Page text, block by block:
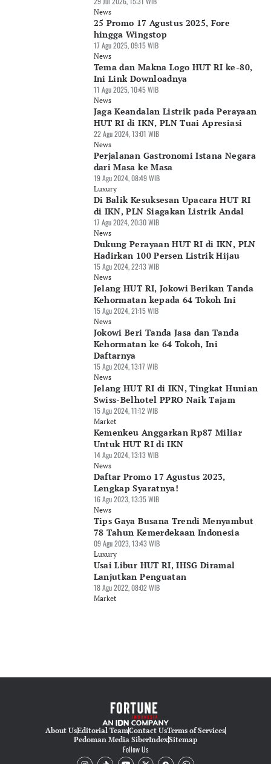
News
25 Promo 17 Agustus 2025, Fore
hingga Wingstop
17 Agu 2025, 09:15 WIB
News
Tema dan Makna Logo HUT RI ke-80,
Ini Link Downloadnya
11 Agu 2025, 10:45 WIB
News
Jaga Keandalan Listrik pada Perayaan
HUT RI di IKN, PLN Tuai Apresiasi
22 Agu 2024, 13:01 WIB
News
Perjalanan Gastronomi Istana Negara
dari Masa ke Masa
19 Agu 2024, 08:49 WIB
Luxury
Di Balik Kesuksesan Upacara HUT RI
di IKN, PLN Siagakan Listrik Andal
17 Agu 2024, 20:30 WIB
News
Dukung Perayaan HUT RI di IKN, PLN
Hadirkan 100 Persen Listrik Hijau
15 Agu 2024, 22:13 WIB
News
Jelang HUT RI, Jokowi Berikan Tanda
Kehormatan kepada 64 Tokoh Ini
15 Agu 2024, 21:15 WIB
News
Jokowi Beri Tanda Jasa dan Tanda
Kehormatan ke 64 Tokoh, Ini
Daftarnya
15 Agu 2024, 13:17 WIB
News
Jelang HUT RI di IKN, Tingkat Hunian
Swiss-Belhotel PPRO Naik Tajam
15 Agu 2024, 11:12 WIB
Market
Kemenkeu Anggarkan Rp87 Miliar
Untuk HUT RI di IKN
14 Agu 2024, 13:13 WIB
News
Daftar Promo 17 Agustus 2023,
Lengkap Syaratnya!
16 Agu 2023, 13:35 WIB
News
Tips Gaya Busana Trendi Menyambut
78 Tahun Kemerdekaan Indonesia
09 Agu 2023, 13:43 WIB
Luxury
Usai Libur HUT RI, IHSG Diramal
Lanjutkan Penguatan
18 Agu 2022, 08:02 WIB
Market
About UsEditorial TeamContact UsTerms of Services
Pedoman Media SiberIndexSitemap
Follow Us